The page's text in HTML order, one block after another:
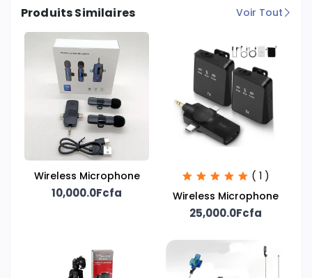
Produits Similaires Voir Tout
Wireless Microphone
10,000.0Fcfa
( 1 )
Wireless Microphone
25,000.0Fcfa